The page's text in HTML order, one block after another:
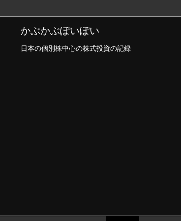
かぶかぶぽいぽい
日本の個別株中心の株式投資の記録